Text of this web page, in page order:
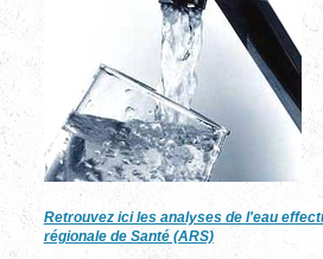
Retrouvez ici les analyses de l'eau
régionale de Santé (ARS)